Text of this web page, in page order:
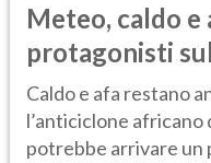
Meteo, caldo e
protagonisti
Caldo e afa restano
l’anticiclone africano
potrebbe arrivare un